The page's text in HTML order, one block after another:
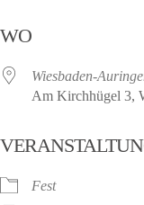
WO
Wiesbaden-
Am Kirchhügel 3,
Fest